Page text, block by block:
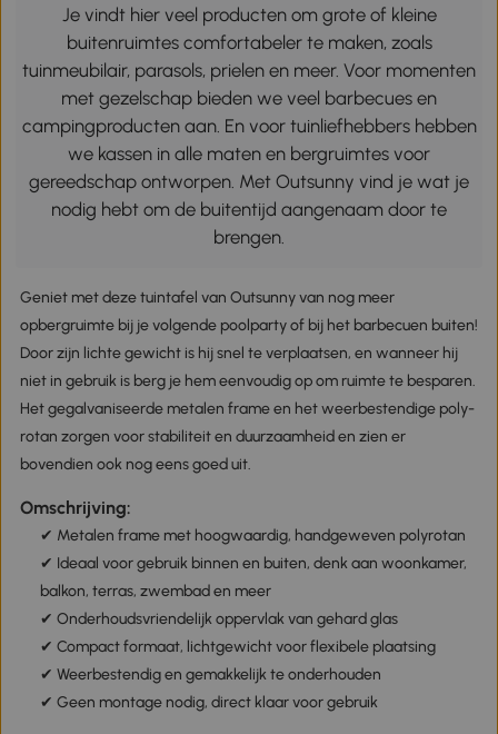
Je vindt hier veel producten om grote of kleine
buitenruimtes comfortabeler te maken, zoals
tuinmeubilair, parasols, prielen en meer. Voor momenten
met gezelschap bieden we veel barbecues en
campingproducten aan. En voor tuinliefhebbers hebben
we kassen in alle maten en bergruimtes voor
gereedschap ontworpen. Met Outsunny vind je wat je
nodig hebt om de buitentijd aangenaam door te
brengen.
Geniet met deze tuintafel van Outsunny van nog meer
opbergruimte bij je volgende poolparty of bij het barbecuen buiten!
Door zijn lichte gewicht is hij snel te verplaatsen, en wanneer hij
niet in gebruik is berg je hem eenvoudig op om ruimte te besparen.
Het gegalvaniseerde metalen frame en het weerbestendige poly-
rotan zorgen voor stabiliteit en duurzaamheid en zien er
bovendien ook nog eens goed uit.
Omschrijving:
✔ Metalen frame met hoogwaardig, handgeweven polyrotan
✔ Ideaal voor gebruik binnen en buiten, denk aan woonkamer,
balkon, terras, zwembad en meer
✔ Onderhoudsvriendelijk oppervlak van gehard glas
✔ Compact formaat, lichtgewicht voor flexibele plaatsing
✔ Weerbestendig en gemakkelijk te onderhouden
✔ Geen montage nodig, direct klaar voor gebruik